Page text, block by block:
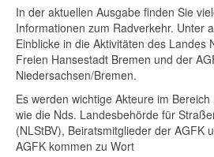
In der aktuellen Ausgabe finden Sie
Informationen zum Radverkehr. Unter
Einblicke in die Aktivitäten des Landes
Freien Hansestadt Bremen und der
Niedersachsen/Bremen.
Es werden wichtige Akteure im
wie die Nds. Landesbehörde für
(NLStBV), Beiratsmitglieder der AGFK
AGFK kommen zu Wort